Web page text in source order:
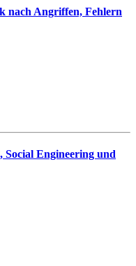
nach Angriffen, Fehlern
Social Engineering und